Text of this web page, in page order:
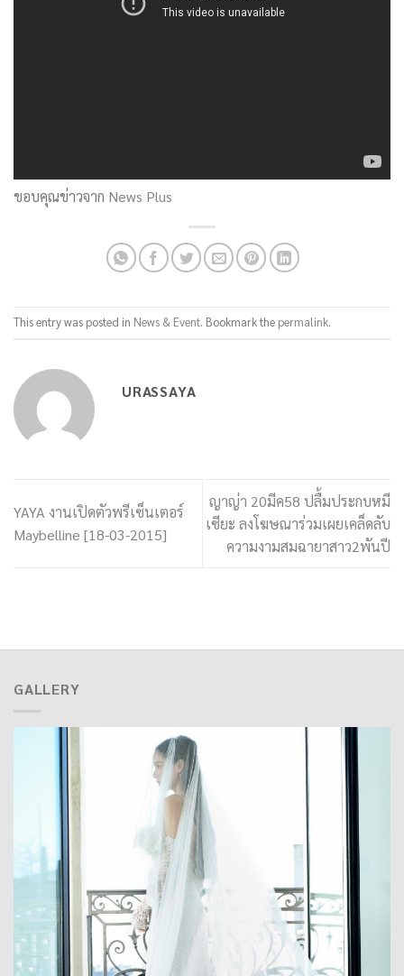
ขอบคุณข่าวจาก News Plus
This entry was posted in News & Event. Bookmark the permalink.
URASSAYA
YAYA งานเปิดตัวพรีเซ็นเตอร์
Maybelline [18-03-2015]
ญาญ่า 20มีค58 ปลื้มประกบหมี
เซียะ ลงโฆษณาร่วมเผยเคล็ดลับ
ความงามสมฉายาสาว2พันปี
GALLERY